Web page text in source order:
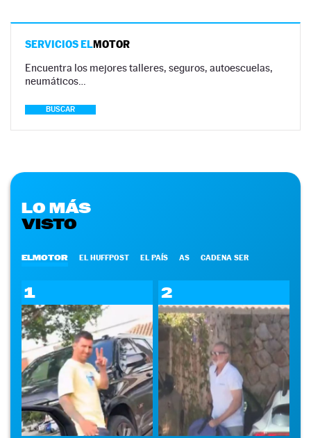
SERVICIOS ELMOTOR
Encuentra los mejores talleres, seguros, autoescuelas,
neumáticos…
BUSCAR
LO MÁS
VISTO
ELMOTOR EL HUFFPOST EL PAÍS AS CADENA SER
1 2